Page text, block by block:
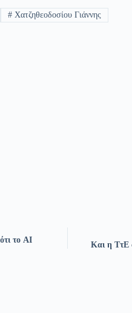
#Χατζηθεοδοσίου Γιάννης
το AI
Και η ΤτΕ